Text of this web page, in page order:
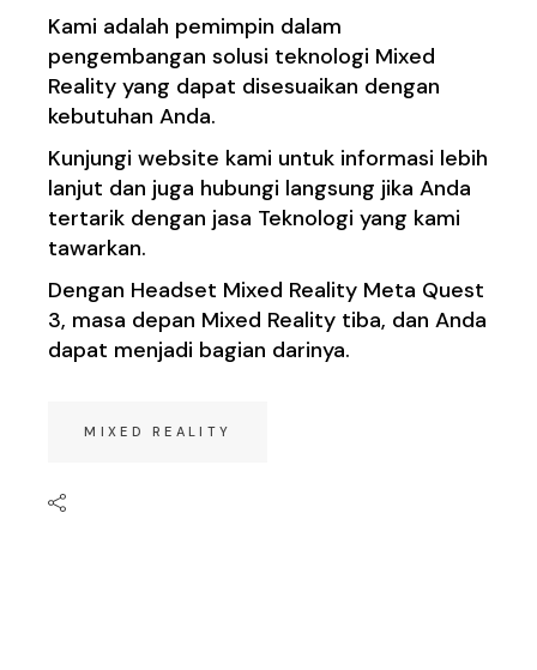
Kami adalah pemimpin dalam
pengembangan solusi teknologi Mixed
Reality yang dapat disesuaikan dengan
kebutuhan Anda.
Kunjungi website kami untuk informasi lebih
lanjut dan juga hubungi langsung jika Anda
tertarik dengan jasa Teknologi yang kami
tawarkan.
Dengan Headset Mixed Reality Meta Quest
3, masa depan Mixed Reality tiba, dan Anda
dapat menjadi bagian darinya.
MIXED REALITY